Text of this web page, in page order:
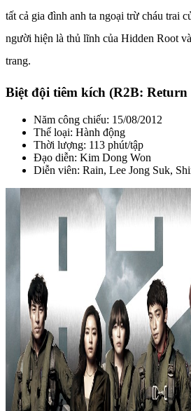
tất cả gia đình anh ta ngoại trừ cháu trai
người hiện là thủ lĩnh của Hidden Root
trang.
Biệt đội tiêm kích (R2B: Return
Năm công chiếu: 15/08/2012
Thể loại: Hành động
Thời lượng: 113 phút/tập
Đạo diễn: Kim Dong Won
Diễn viên: Rain, Lee Jong Suk,